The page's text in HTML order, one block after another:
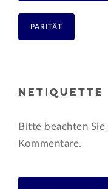
PARITÄT
NETIQUETTE
Bitte beachten Sie
Kommentare.